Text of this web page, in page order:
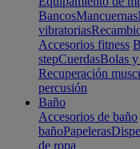
BancosMancuernas
vibratorias
Accesorios fitness
stepCuerdasBolas
Recuperación
percusión
Baño
Accesorios de baño
bañoPapeleras
de ropa